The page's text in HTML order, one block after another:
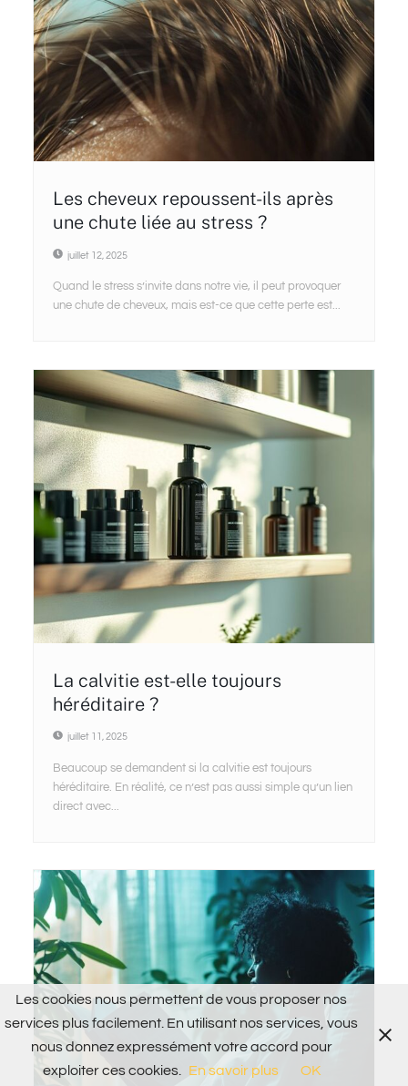
Les cheveux repoussent-ils après
une chute liée au stress ?
juillet 12, 2025
Quand le stress s’invite dans notre vie, il peut provoquer
une chute de cheveux, mais est-ce que cette perte est...
La calvitie est-elle toujours
héréditaire ?
juillet 11, 2025
Beaucoup se demandent si la calvitie est toujours
héréditaire. En réalité, ce n’est pas aussi simple qu’un lien
direct avec...
Les cookies nous permettent de vous proposer nos
services plus facilement. En utilisant nos services, vous
nous donnez expressément votre accord pour
exploiter ces cookies.
En savoir plus OK